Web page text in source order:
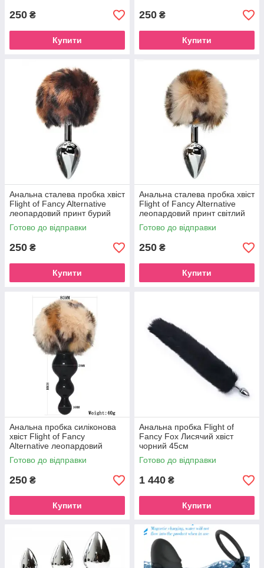
250 ₴
Купити
250 ₴
Купити
Анальна сталева пробка хвіст
Flight of Fancy Alternative
леопардовий принт бурий
Готово до відправки
250 ₴
Купити
Анальна сталева пробка хвіст
Flight of Fancy Alternative
леопардовий принт світлий
Готово до відправки
250 ₴
Купити
Анальна пробка силіконова
хвіст Flight of Fancy
Alternative леопардовий
принт світлий
Готово до відправки
250 ₴
Купити
Анальна пробка Flight of
Fancy Fox Лисячий хвіст
чорний 45см
Готово до відправки
1 440 ₴
Купити